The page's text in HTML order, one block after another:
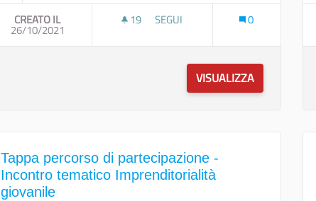
CREATO IL
26/10/2021
19 19 SOSTENITORI
SEGUI
TAPPA PERCORSO DI
0
VISUALIZZA
Tappa percorso di partecipazione -
Incontro tematico Imprenditorialità
giovanile